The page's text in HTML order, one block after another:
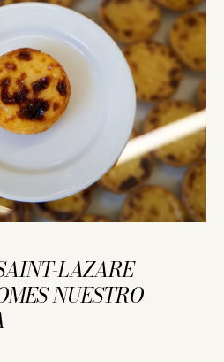
LAZARE
NUESTRO